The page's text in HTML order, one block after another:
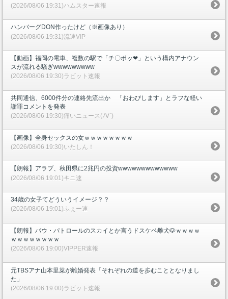
(2026/08/06 19:31)ハムスター速報
ハンバーグDON作ったけど（※画像あり）
(2026/08/06 19:31)流速VIP
【動画】福岡の電車、複数の駅で「チ〇ポッ❤」という構内アナウン
スが流れる騒ぎwwwwwwwww
(2026/08/06 19:30)ラビット速報
共同通信、6000件分の連絡先流出か 「おわびします」とラフな軽い
謝罪コメントを発表
(2026/08/06 19:30)痛いニュース(ﾉ∀`)
【画像】全身セックスの女ｗｗｗｗｗｗｗｗ
(2026/08/06 19:30)いたしん！
【朗報】アラブ、秋田県に2兆円の投資wwwwwwwwwwwww
(2026/08/06 19:01)キニ速
34歳の女子てどういうイメージ？？
(2026/08/06 19:01)ふぇー速
【朗報】パウ・パトロールのスカイとか言うドスケベ雌犬🐶ｗｗｗｗ
ｗｗｗｗｗｗｗｗ
(2026/08/06 19:00)VIPPER速報
元TBSアナ山本里菜が離婚発表「それぞれの道を歩むこととなりまし
た」
(2026/08/06 19:00)ラビット速報